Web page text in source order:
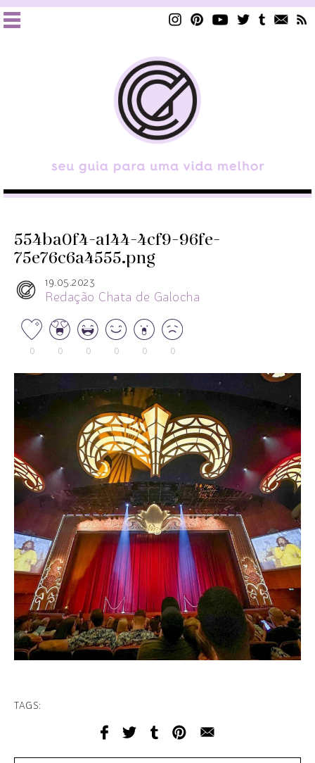
554ba0f4-a144-4cf9-96fe-
75e76c6a4555.png
19.05.2023
Redação Chata de Galocha
0 0 0 0 0 0
TAGS: